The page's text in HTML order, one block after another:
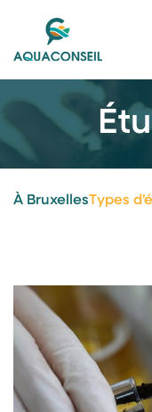
À BruxellesTypes